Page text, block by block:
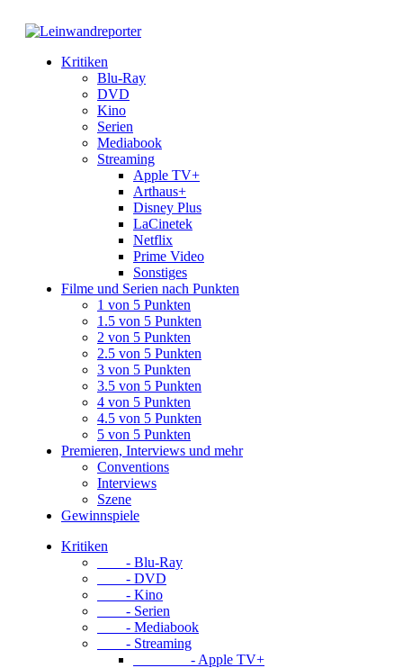
Kritiken
Blu-Ray
DVD
Kino
Serien
Mediabook
Streaming
Apple TV+
Arthaus+
Disney Plus
LaCinetek
Netflix
Prime Video
Sonstiges
Filme und Serien nach Punkten
1 von 5 Punkten
1.5 von 5 Punkten
2 von 5 Punkten
2.5 von 5 Punkten
3 von 5 Punkten
3.5 von 5 Punkten
4 von 5 Punkten
4.5 von 5 Punkten
5 von 5 Punkten
Premieren, Interviews und mehr
Conventions
Interviews
Szene
Gewinnspiele
Kritiken
- Blu-Ray
- DVD
- Kino
- Serien
- Mediabook
- Streaming
- Apple TV+